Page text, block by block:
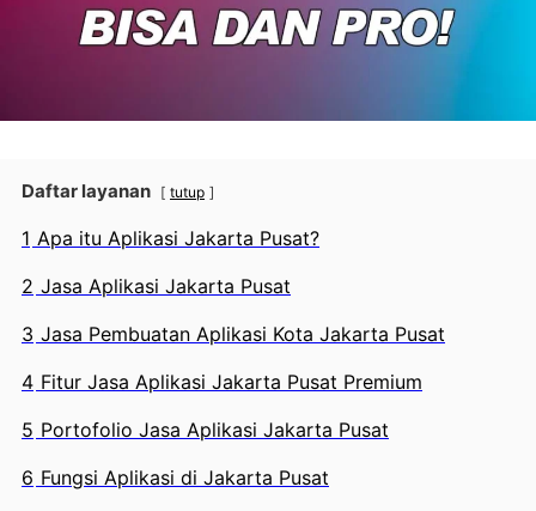
Daftar layanan tutup
1 Apa itu Aplikasi Jakarta Pusat?
2 Jasa Aplikasi Jakarta Pusat
3 Jasa Pembuatan Aplikasi Kota Jakarta Pusat
4 Fitur Jasa Aplikasi Jakarta Pusat Premium
5 Portofolio Jasa Aplikasi Jakarta Pusat
6 Fungsi Aplikasi di Jakarta Pusat